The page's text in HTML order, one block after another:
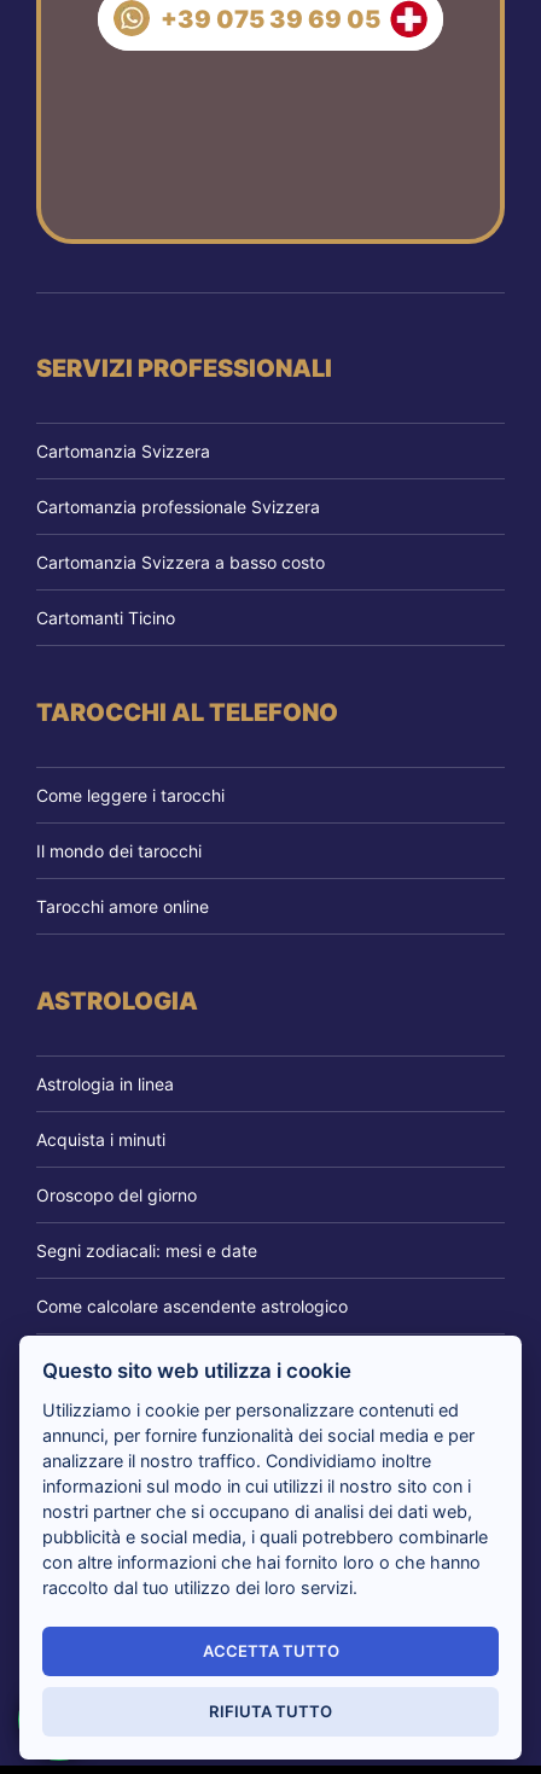
+39 075 39 69 05
SERVIZI PROFESSIONALI
Cartomanzia Svizzera
Cartomanzia professionale Svizzera
Cartomanzia Svizzera a basso costo
Cartomanti Ticino
TAROCCHI AL TELEFONO
Come leggere i tarocchi
Il mondo dei tarocchi
Tarocchi amore online
ASTROLOGIA
Astrologia in linea
Acquista i minuti
Oroscopo del giorno
Segni zodiacali: mesi e date
Come calcolare ascendente astrologico
IL BLOG DEI CARTOMANTI
Tarocchi 365 giorni per te: il consulto per cambiare
prospettiva
Tarocchi nuovi amori in arrivo: i cartomanti rispondono
Sensitivi al telefono risolvono i tuoi dubbi con i Tarocchi:
Questo sito web utilizza i cookie
Utilizziamo i cookie per personalizzare contenuti ed
annunci, per fornire funzionalità dei social media e per
analizzare il nostro traffico. Condividiamo inoltre
informazioni sul modo in cui utilizzi il nostro sito con i
nostri partner che si occupano di analisi dei dati web,
pubblicità e social media, i quali potrebbero combinarle
con altre informazioni che hai fornito loro o che hanno
raccolto dal tuo utilizzo dei loro servizi.
ACCETTA TUTTO
RIFIUTA TUTTO